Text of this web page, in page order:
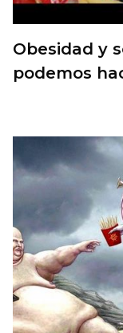
Obesidad y
podemos